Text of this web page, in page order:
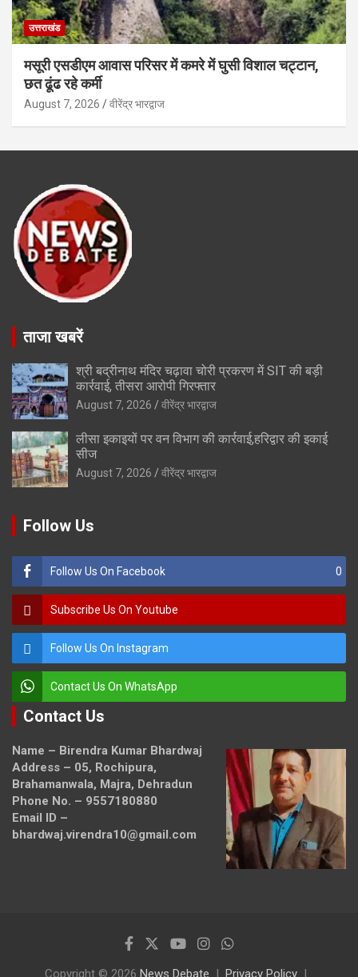
उत्तराखंड
मसूरी एसडीएम आवास परिसर में कमरे में घुसी विशाल चट्टान,
छत ढूंढ रहे कर्मी
August 7, 2026 वीरेंद्र भारद्वाज
ताजा खबरें
श्री बद्रीनाथ मंदिर चढ़ावा चोरी प्रकरण में SIT की बड़ी
कार्रवाई, तीसरा आरोपी गिरफ्तार
August 7, 2026 वीरेंद्र भारद्वाज
लीसा इकाइयों पर वन विभाग की कार्रवाई,हरिद्वार की इकाई
सीज
August 7, 2026 वीरेंद्र भारद्वाज
Follow Us
Follow Us On Facebook 0
Subscribe Us On Youtube
Follow Us On Instagram
Contact Us On WhatsApp
Contact Us
Name – Birendra Kumar Bhardwaj
Address – 05, Rochipura,
Brahamanwala, Majra, Dehradun
Phone No. – 9557180880
Email ID –
bhardwaj.virendra10@gmail.com
Copyright © 2026 News Debate Privacy Policy